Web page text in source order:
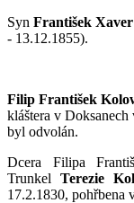
Syn František
- 13.12.1855).
Filip František
kláštera v
byl odvolán.
Dcera Filipa
TrunkelTerezie
17.2.1830, pohřbena